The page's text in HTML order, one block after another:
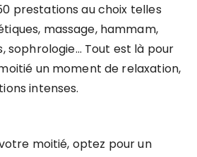
prestations au choix telles
massage, hammam,
sophrologie… Tout est là pour
un moment de relaxation,
intenses.
moitié, optez pour un